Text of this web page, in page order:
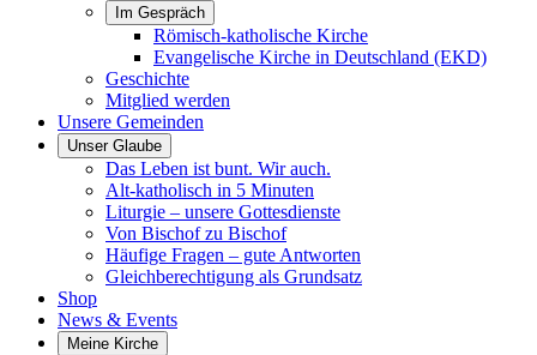
Im Gespräch
Römisch-katholische Kirche
Evangelische Kirche in Deutschland (EKD)
Geschichte
Mitglied werden
Unsere Gemeinden
Unser Glaube
Das Leben ist bunt. Wir auch.
Alt-katholisch in 5 Minuten
Liturgie – unsere Gottesdienste
Von Bischof zu Bischof
Häufige Fragen – gute Antworten
Gleichberechtigung als Grundsatz
Shop
News & Events
Meine Kirche